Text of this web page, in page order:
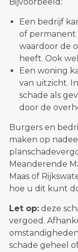
Bijvoorbeeld:
Een bedrijf
of permanent
waardoor de
heeft. Ook
Een woning
van uitzicht.
schade als
door de
Burgers en
maken op
Meanderende
Maas of
hoe u dit kunt
Let op:deze
vergoed.
schade geheel